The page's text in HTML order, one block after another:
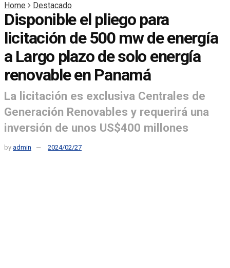
Home Destacado
Disponible el pliego para
licitación de 500 mw de energía
a Largo plazo de solo energía
renovable en Panamá
La licitación es exclusiva Centrales de
Generación Renovables y requerirá una
inversión de unos US$400 millones
by admin 2024/02/27